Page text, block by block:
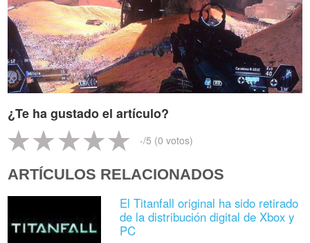
¿Te ha gustado el artículo?
-/5 (0 votos)
ARTÍCULOS RELACIONADOS
El Titanfall original ha sido retirado
de la distribución digital de Xbox y
PC